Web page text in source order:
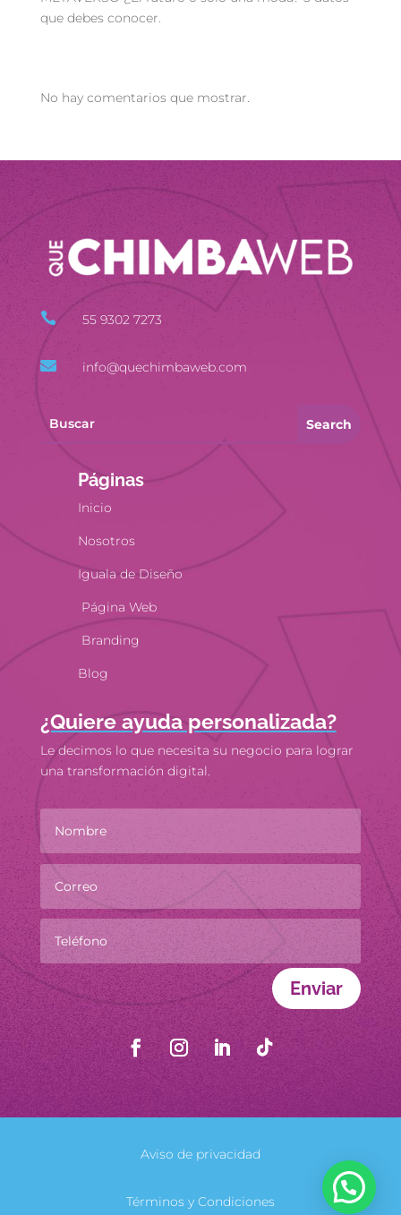
que debes conocer.
No hay comentarios que mostrar.
 55 9302 7273
 info@quechimbaweb.com
Páginas
Inicio
Nosotros
Iguala de Diseño
Página Web
Branding
Blog
¿Quiere ayuda personalizada?
Le decimos lo que necesita su negocio para lograr
una transformación digital.
Enviar
Aviso de privacidad
Términos y Condiciones